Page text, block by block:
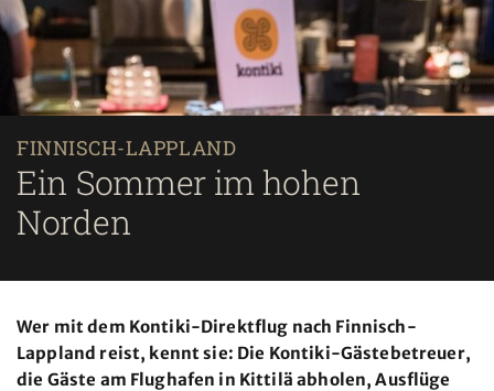
FINNISCH-LAPPLAND
Ein Sommer im hohen
Norden
Wer mit dem Kontiki-Direktflug nach Finnisch-
Lappland reist, kennt sie: Die Kontiki-Gästebetreuer,
die Gäste am Flughafen in Kittilä abholen, Ausflüge